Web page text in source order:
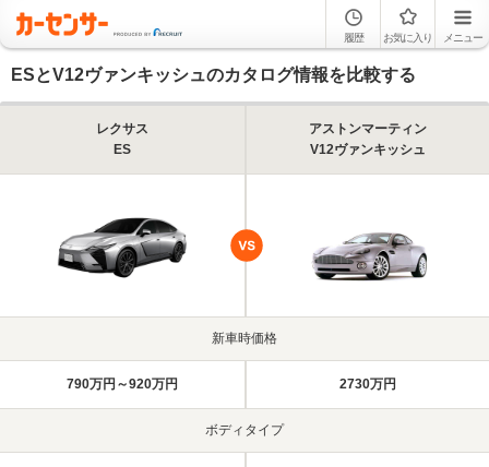
履歴 お気に入り メニュー
ESとV12ヴァンキッシュのカタログ情報を比較する
レクサス
ES
アストンマーティン
V12ヴァンキッシュ
新車時価格
790万円～920万円 2730万円
ボディタイプ